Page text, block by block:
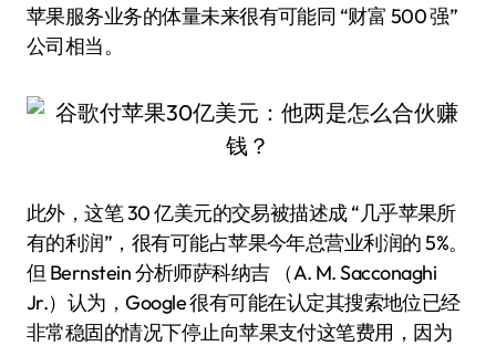
苹果服务业务的体量未来很有可能同 “财富 500 强”
公司相当。
此外，这笔 30 亿美元的交易被描述成 “几乎苹果所
有的利润”，很有可能占苹果今年总营业利润的 5%。
但 Bernstein 分析师萨科纳吉 （A. M. Sacconaghi
Jr.）认为，Google 很有可能在认定其搜索地位已经
非常稳固的情况下停止向苹果支付这笔费用，因为